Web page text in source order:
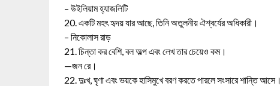
– উইলিয়াম হ্যাজলিটি
20. একটি মহৎ হৃদয় যার আছে, তিনি অতুলনীয় ঐশ্বর্যের অধিকারী।
– নিকোলাস রাড়
21. চিন্তা কর বেশি, বল অল্প এবং লেখ তার চেয়েও কম।
—জন রে।
22. দুঃখ, ঘৃণা এবং ভয়কে হাসিমুখে বরণ করতে পারলে সংসারে শান্তি আসে।